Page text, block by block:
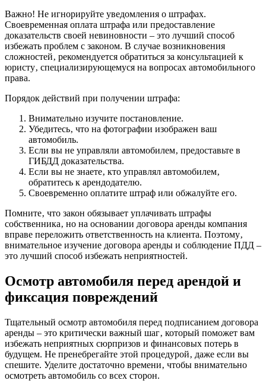
Важно! Не игнорируйте уведомления о штрафах.
Своевременная оплата штрафа или предоставление
доказательств своей невиновности – это лучший способ
избежать проблем с законом. В случае возникновения
сложностей‚ рекомендуется обратиться за консультацией к
юристу‚ специализирующемуся на вопросах автомобильного
права.
Порядок действий при получении штрафа:
Внимательно изучите постановление.
Убедитесь‚ что на фотографии изображен ваш
автомобиль.
Если вы не управляли автомобилем‚ предоставьте в
ГИБДД доказательства.
Если вы не знаете‚ кто управлял автомобилем‚
обратитесь к арендодателю.
Своевременно оплатите штраф или обжалуйте его.
Помните‚ что закон обязывает уплачивать штрафы
собственника‚ но на основании договора аренды компания
вправе переложить ответственность на клиента. Поэтому‚
внимательное изучение договора аренды и соблюдение ПДД –
это лучший способ избежать неприятностей.
Осмотр автомобиля перед арендой и
фиксация повреждений
Тщательный осмотр автомобиля перед подписанием договора
аренды – это критически важный шаг‚ который поможет вам
избежать неприятных сюрпризов и финансовых потерь в
будущем. Не пренебрегайте этой процедурой‚ даже если вы
спешите. Уделите достаточно времени‚ чтобы внимательно
осмотреть автомобиль со всех сторон.